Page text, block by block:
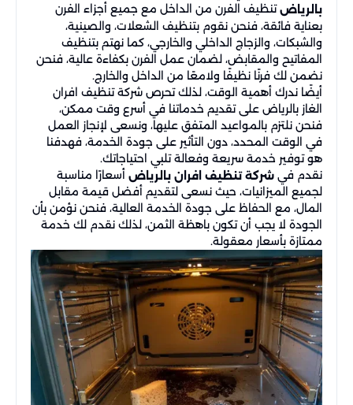
بالرياضتنظيف الفرن من الداخل مع جميع أجزاء الفرن
بعناية فائقة، فنحن نقوم بتنظيف الشعلات، والصينية،
والشبكات، والزجاج الداخلي والخارجي، كما نهتم بتنظيف
المفاتيح والمقابض، لضمان عمل الفرن بكفاءة عالية، فنحن
نضمن لك فرنًا نظيفًا ولامعًا من الداخل والخارج.
أيضًا ندرك أهمية الوقت، لذلك تحرص شركة تنظيف افران
الغاز بالرياض على تقديم خدماتنا في أسرع وقت ممكن،
فنحن نلتزم بالمواعيد المتفق عليها، ونسعى لإنجاز العمل
في الوقت المحدد، دون التأثير على جودة الخدمة، فهدفنا
هو توفير خدمة سريعة وفعالة تلبي احتياجاتك.
نقدم في شركة تنظيف افران بالرياض أسعارًا مناسبة
لجميع الميزانيات، حيث نسعى لتقديم أفضل قيمة مقابل
المال، مع الحفاظ على جودة الخدمة العالية، فنحن نؤمن بأن
الجودة لا يجب أن تكون باهظة الثمن، لذلك نقدم لك خدمة
ممتازة بأسعار معقولة.